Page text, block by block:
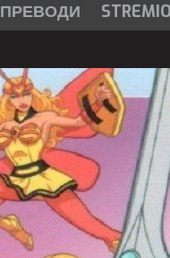
ПРЕВОДИ STREMIO